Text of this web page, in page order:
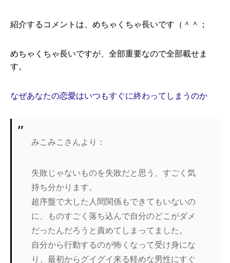
紹介するコメントは、めちゃくちゃ長いです（＾＾；
めちゃくちゃ長いですが、全部重要なので全部載せま
す。
なぜあなたの恋愛はいつもすぐに終わってしまうのか
みこみこさんより：
失敗じゃないものを失敗だと思う、すごく気
持ち分かります。
超序盤で大した人間関係もできてもいないの
に、ものすごく落ち込んで自分のどこがダメ
だったんだろうと責めてしまってました。
自分から行動するのが怖くなって受け身にな
り、最初からグイグイ来る軽めな男性にすぐ